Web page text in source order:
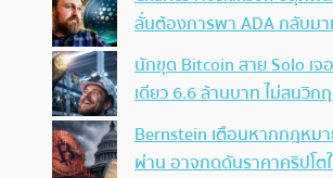
ลั่นต้องการพา ADA กลับมา
นักขุด Bitcoin สาย Solo เ
เดียว 6.6 ล้านบาท ไม่สนวิก
Bernstein เตือนหากกฎหมา
ผ่าน อาจกดดันราคาคริปโต